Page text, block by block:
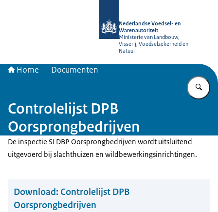
Nederlandse Voedsel- en
Warenautoriteit
Ministerie van Landbouw,
Visserij, Voedselzekerheid en
Natuur
Home Documenten
Controlelijst DPB
Oorsprongbedrijven
De inspectie SI DBP Oorsprongbedrijven wordt uitsluitend
uitgevoerd bij slachthuizen en wildbewerkingsinrichtingen.
Download: Controlelijst DPB
Oorsprongbedrijven